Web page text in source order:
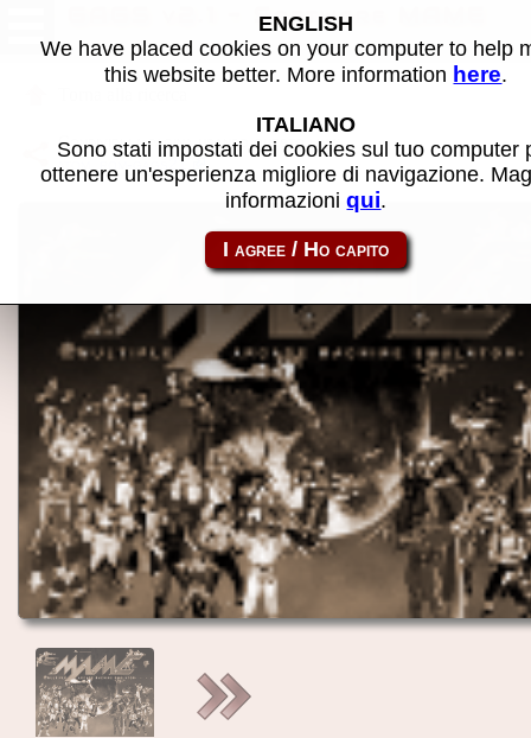
GAGS v2.1 - Software MAME
Condividi la pagina usando questo link:
atom_rom-gags21
ENGLISH
We have placed cookies on your computer to help
this website better. More information here.
ITALIANO
Sono stati impostati dei cookies sul tuo computer
ottenere un'esperienza migliore di navigazione.
informazioniqui.